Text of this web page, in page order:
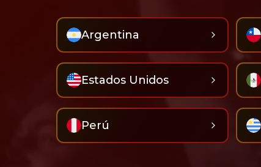
Argentina
Estados Unidos
Perú